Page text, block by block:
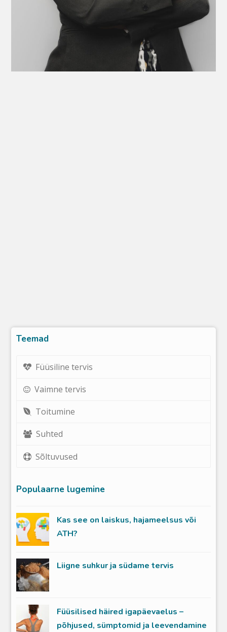
Teemad
Füüsiline tervis
Vaimne tervis
Toitumine
Suhted
Sõltuvused
Populaarne lugemine
Kas see on laiskus, hajameelsus või
ATH?
Liigne suhkur ja südame tervis
Füüsilised häired igapäevaelus –
põhjused, sümptomid ja leevendamine